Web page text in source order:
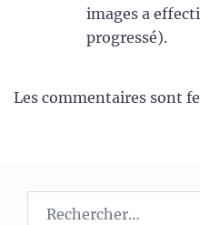
images a
progressé).
Les commentaires sont